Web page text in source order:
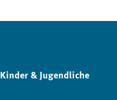
Kinder & Jugendliche